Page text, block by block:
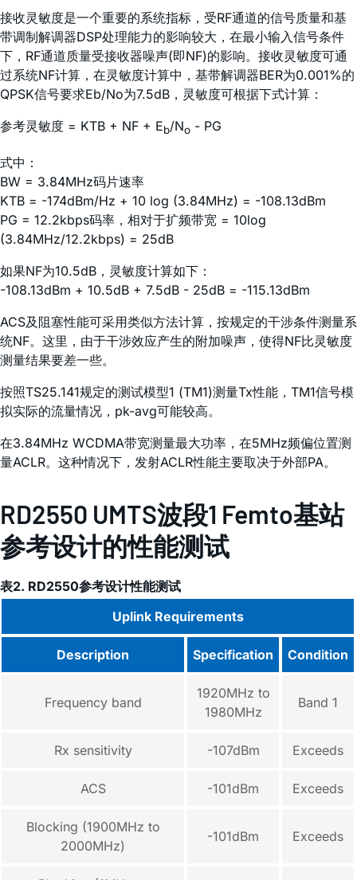
接收灵敏度是一个重要的系统指标，受RF通道的信号质量和基
带调制解调器DSP处理能力的影响较大，在最小输入信号条件
下，RF通道质量受接收器噪声(即NF)的影响。接收灵敏度可通
过系统NF计算，在灵敏度计算中，基带解调器BER为0.001%的
QPSK信号要求Eb/No为7.5dB，灵敏度可根据下式计算：
参考灵敏度 = KTB + NF + Eb/No - PG
式中：
BW = 3.84MHz码片速率
KTB = -174dBm/Hz + 10 log (3.84MHz) = -108.13dBm
PG = 12.2kbps码率，相对于扩频带宽 = 10log
(3.84MHz/12.2kbps) = 25dB
如果NF为10.5dB，灵敏度计算如下：
-108.13dBm + 10.5dB + 7.5dB - 25dB = -115.13dBm
ACS及阻塞性能可采用类似方法计算，按规定的干涉条件测量系
统NF。这里，由于干涉效应产生的附加噪声，使得NF比灵敏度
测量结果要差一些。
按照TS25.141规定的测试模型1 (TM1)测量Tx性能，TM1信号模
拟实际的流量情况，pk-avg可能较高。
在3.84MHz WCDMA带宽测量最大功率，在5MHz频偏位置测
量ACLR。这种情况下，发射ACLR性能主要取决于外部PA。
RD2550 UMTS波段1 Femto基站
参考设计的性能测试
表2. RD2550参考设计性能测试
Uplink Requirements
Description Specification Condition
Frequency band
1920MHz to
1980MHz
Band 1
Rx sensitivity -107dBm Exceeds
ACS -101dBm Exceeds
Blocking (1900MHz to
2000MHz)
-101dBm Exceeds